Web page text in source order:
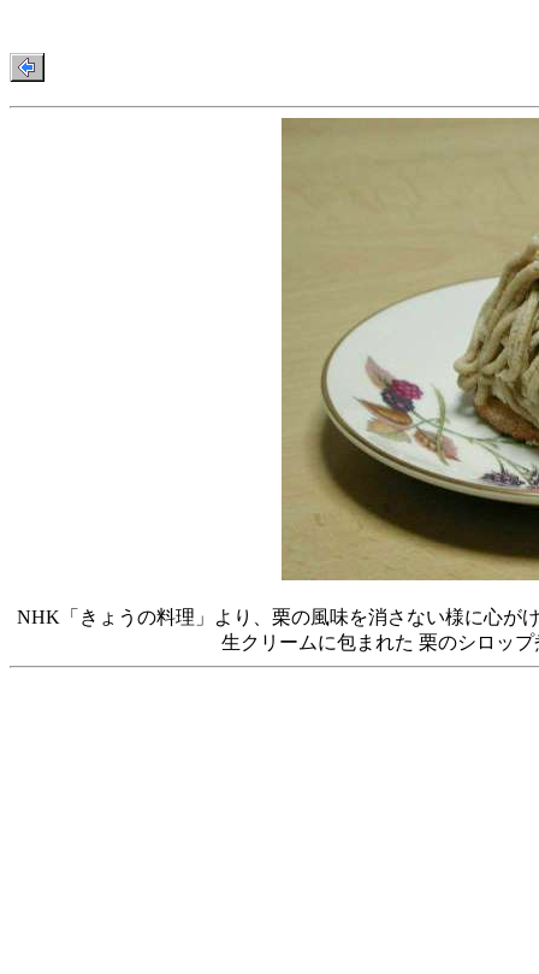
NHK「きょうの料理」より、栗の風味を消さない様に心が
生クリームに包まれた 栗のシロッ